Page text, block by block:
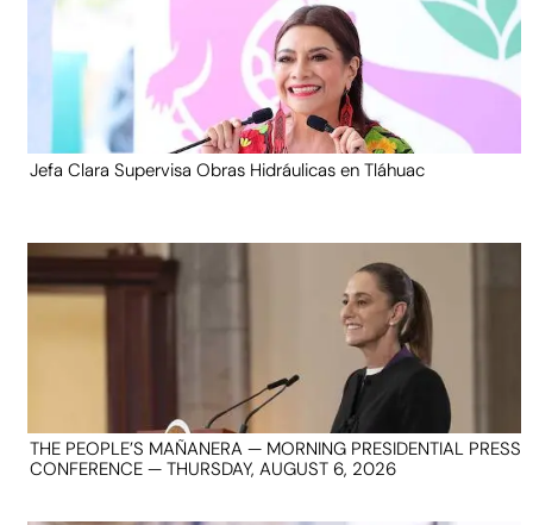
Jefa Clara Supervisa Obras Hidráulicas en Tláhuac
THE PEOPLE’S MAÑANERA — MORNING PRESIDENTIAL PRESS
CONFERENCE — THURSDAY, AUGUST 6, 2026